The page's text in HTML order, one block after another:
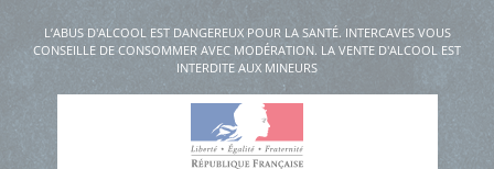
L’ABUS D'ALCOOL EST DANGEREUX POUR LA SANTÉ. INTERCAVES VOUS
CONSEILLE DE CONSOMMER AVEC MODÉRATION. LA VENTE D'ALCOOL EST
INTERDITE AUX MINEURS